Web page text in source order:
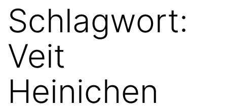
Schlagwort:
Veit
Heinichen